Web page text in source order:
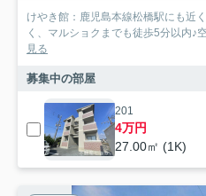
けやき館：鹿児島本線松橋駅にも近
く、マルショクまでも徒歩5分以内♪
見る
募集中の部屋
201
4万円
27.00㎡ (1K)